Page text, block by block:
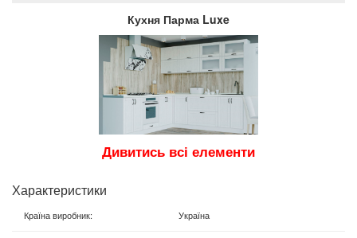
Кухня Парма Luxe
Дивитись всі елементи
Характеристики
Країна виробник: Україна